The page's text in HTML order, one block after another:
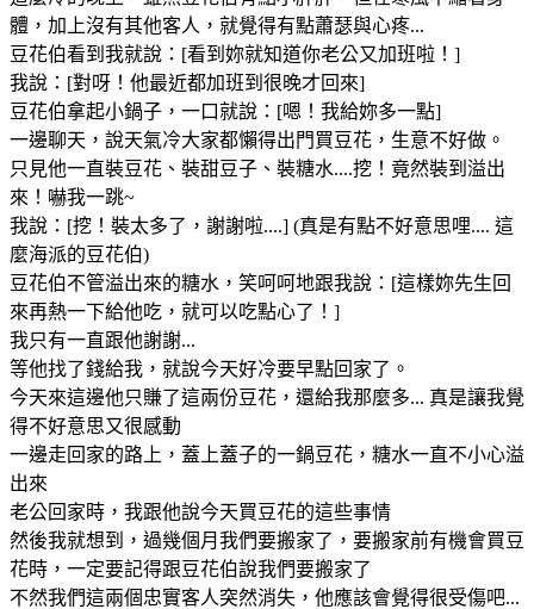
體，加上沒有其他客人，就覺得有點蕭瑟與心疼...
豆花伯看到我就說：[看到妳就知道你老公又加班啦！]
我說：[對呀！他最近都加班到很晚才回來]
豆花伯拿起小鍋子，一口就說：[嗯！我給妳多一點]
一邊聊天，說天氣冷大家都懶得出門買豆花，生意不好做。
只見他一直裝豆花、裝甜豆子、裝糖水....挖！竟然裝到溢出
來！嚇我一跳~
我說：[挖！裝太多了，謝謝啦....] (真是有點不好意思哩.... 這
麼海派的豆花伯)
豆花伯不管溢出來的糖水，笑呵呵地跟我說：[這樣妳先生回
來再熱一下給他吃，就可以吃點心了！]
我只有一直跟他謝謝...
等他找了錢給我，就說今天好冷要早點回家了。
今天來這邊他只賺了這兩份豆花，還給我那麼多... 真是讓我覺
得不好意思又很感動
一邊走回家的路上，蓋上蓋子的一鍋豆花，糖水一直不小心溢
出來
老公回家時，我跟他說今天買豆花的這些事情
然後我就想到，過幾個月我們要搬家了，要搬家前有機會買豆
花時，一定要記得跟豆花伯說我們要搬家了
不然我們這兩個忠實客人突然消失，他應該會覺得很受傷吧...